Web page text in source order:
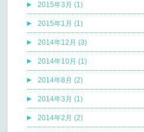
2015年3月 (1)
2015年1月 (1)
2014年12月 (3)
2014年10月 (1)
2014年8月 (2)
2014年3月 (1)
2014年2月 (2)